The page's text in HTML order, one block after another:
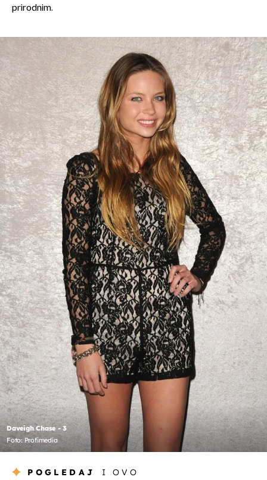
prirodnim.
Daveigh Chase - 3
Foto: Profimedia
POGLEDAJ I OVO